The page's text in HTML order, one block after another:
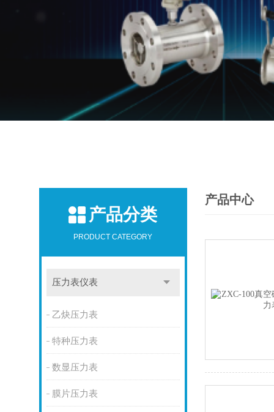
产品分类
PRODUCT CATEGORY
压力表仪表
乙炔压力表
特种压力表
数显压力表
膜片压力表
产品中心